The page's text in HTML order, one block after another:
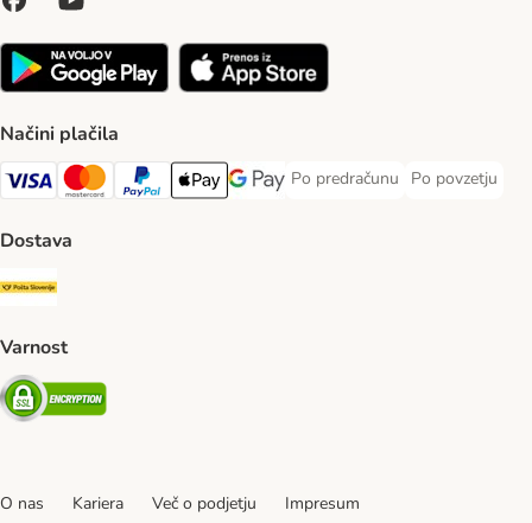
Načini plačila
Visa Payment Method
MasterCard Payment Method
PayPal Payment Method
Apple Pay Payment Method
Google pay Payment Method
Po predračunu
Po predračunu Payment Method
Po povzetju
Po povzetju
Dostava
Pošta Slovenije Shipping Method
Varnost
Security
O nas Kariera Več o podjetju Impresum